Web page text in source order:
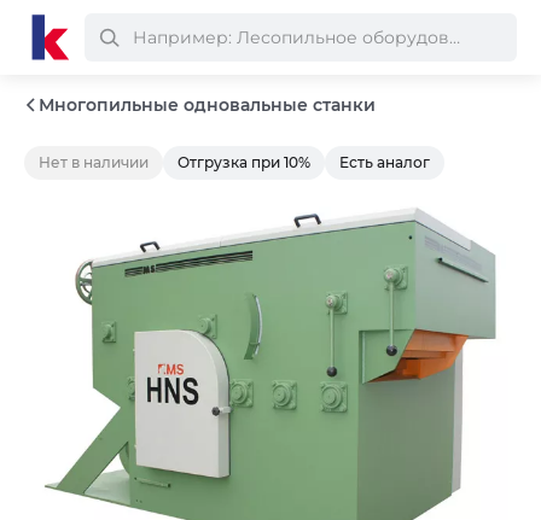
Многопильные одновальные станки
Нет в наличии Отгрузка при 10% Есть аналог